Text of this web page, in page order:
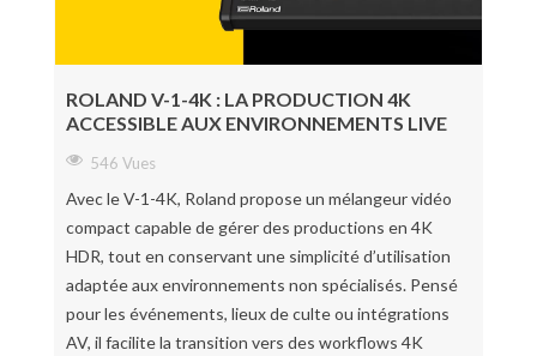
ROLAND V-1-4K : LA PRODUCTION 4K
ACCESSIBLE AUX ENVIRONNEMENTS LIVE
546 Vues
Avec le V-1-4K, Roland propose un mélangeur vidéo
compact capable de gérer des productions en 4K
HDR, tout en conservant une simplicité d’utilisation
adaptée aux environnements non spécialisés. Pensé
pour les événements, lieux de culte ou intégrations
AV, il facilite la transition vers des workflows 4K